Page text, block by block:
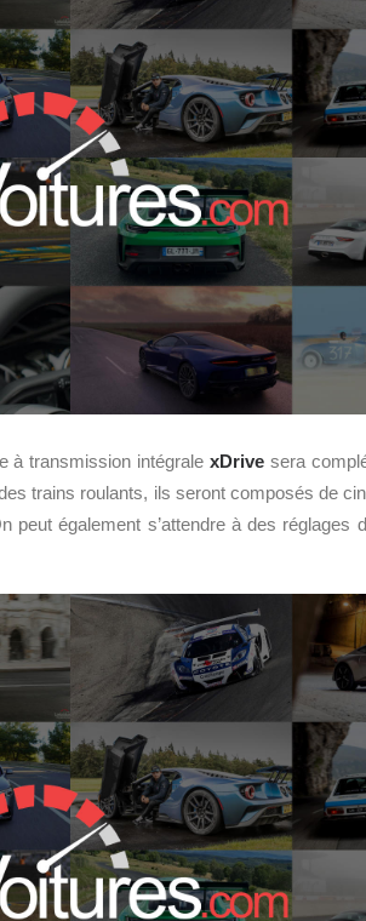
à transmission intégrale xDrivesera
trains roulants, ils seront composés de
peut également s’attendre à des réglages